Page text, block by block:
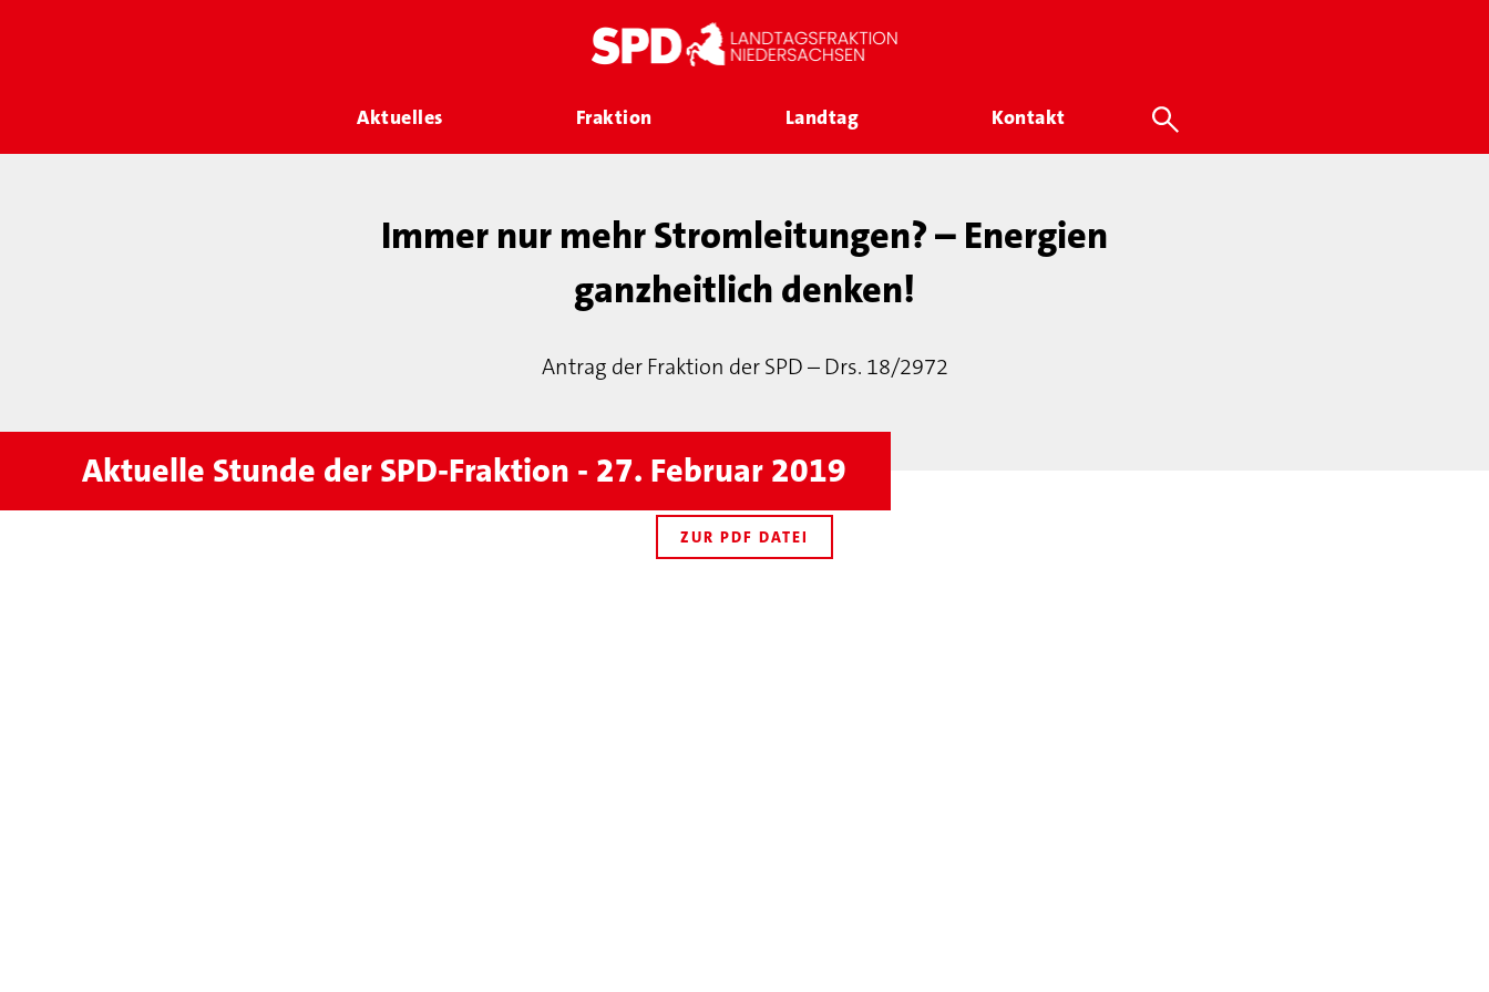
Aktuelles Fraktion Landtag Kontakt
Immer nur mehr Stromleitungen? – Energien
ganzheitlich denken!
Antrag der Fraktion der SPD – Drs. 18/2972
Aktuelle Stunde der SPD-Fraktion - 27. Februar 2019
ZUR PDF DATEI